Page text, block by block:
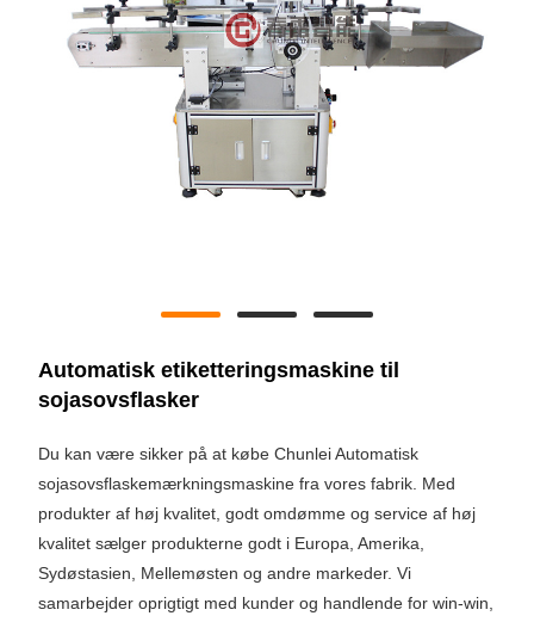
Automatisk etiketteringsmaskine til
sojasovsflasker
Du kan være sikker på at købe Chunlei Automatisk
sojasovsflaskemærkningsmaskine fra vores fabrik. Med
produkter af høj kvalitet, godt omdømme og service af høj
kvalitet sælger produkterne godt i Europa, Amerika,
Sydøstasien, Mellemøsten og andre markeder. Vi
samarbejder oprigtigt med kunder og handlende for win-win,